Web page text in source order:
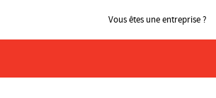
Vous êtes une entreprise ?